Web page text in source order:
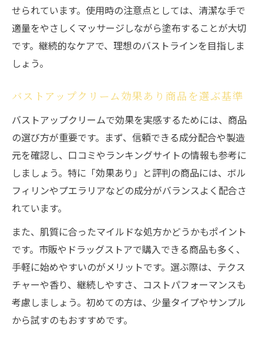
せられています。使用時の注意点としては、清潔な手で
適量をやさしくマッサージしながら塗布することが大切
です。継続的なケアで、理想のバストラインを目指しま
しょう。
バストアップクリーム効果あり商品を選ぶ基準
バストアップクリームで効果を実感するためには、商品
の選び方が重要です。まず、信頼できる成分配合や製造
元を確認し、口コミやランキングサイトの情報も参考に
しましょう。特に「効果あり」と評判の商品には、ボル
フィリンやプエラリアなどの成分がバランスよく配合さ
れています。
また、肌質に合ったマイルドな処方かどうかもポイント
です。市販やドラッグストアで購入できる商品も多く、
手軽に始めやすいのがメリットです。選ぶ際は、テクス
チャーや香り、継続しやすさ、コストパフォーマンスも
考慮しましょう。初めての方は、少量タイプやサンプル
から試すのもおすすめです。